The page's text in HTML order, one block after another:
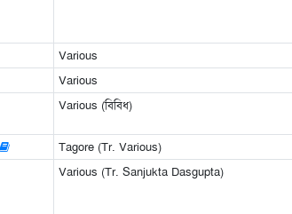
Various
Various
Various (বিবিধ)
Tagore (Tr. Various)
Various (Tr. Sanjukta Dasgupta)